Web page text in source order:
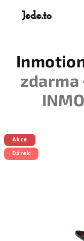
zdarma
Akce
Dárek